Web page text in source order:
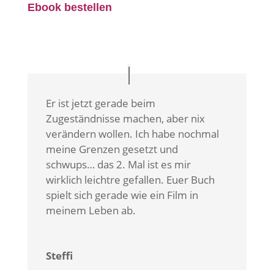
Ebook bestellen
Er ist jetzt gerade beim
Zugeständnisse machen, aber nix
verändern wollen. Ich habe nochmal
meine Grenzen gesetzt und
schwups… das 2. Mal ist es mir
wirklich leichtre gefallen. Euer Buch
spielt sich gerade wie ein Film in
meinem Leben ab.
Steffi